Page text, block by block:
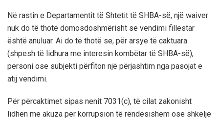
Në rastin e Departamentit të Shtetit të SHBA-së, një waiver
nuk do të thotë domosdoshmërisht se vendimi fillestar
është anuluar. Ai do të thotë se, për arsye të caktuara
(shpesh të lidhura me interesin kombëtar të SHBA-së),
personi ose subjekti përfiton një përjashtim nga pasojat e
atij vendimi.
Për përcaktimet sipas nenit 7031(c), të cilat zakonisht
lidhen me akuza për korrupsion të rëndësishëm ose shkelje